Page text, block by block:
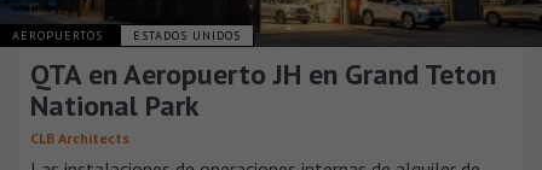
AEROPUERTOS ESTADOS UNIDOS
QTA en Aeropuerto JH en Grand Teton
National Park
CLB Architects